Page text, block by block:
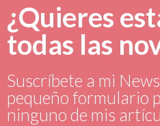
¿Quieres
todas las
Suscríbete a mi
pequeño formulario
ninguno de mis